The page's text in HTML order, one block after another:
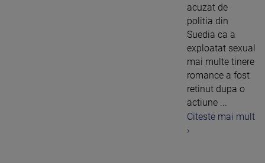
acuzat de
politia din
Suedia ca a
exploatat sexual
mai multe tinere
romance a fost
retinut dupa o
actiune ...
Citeste mai mult
›